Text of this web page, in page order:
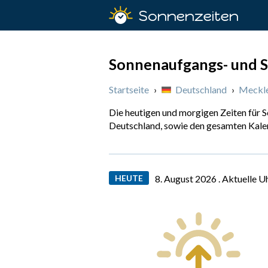
Sonnenzeiten
Sonnenaufgangs- und
Startseite › Deutschland ›
Die heutigen und morgigen Zeiten für
Deutschland, sowie den gesamten
HEUTE 8. August 2026 . Aktuelle